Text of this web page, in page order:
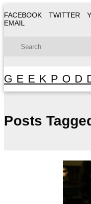
FACEBOOK TWITTER
EMAIL
Posts